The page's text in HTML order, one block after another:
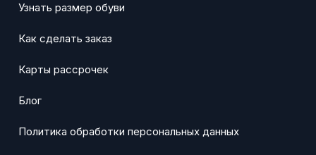
Узнать размер обуви
Как сделать заказ
Карты рассрочек
Блог
Политика обработки персональных данных